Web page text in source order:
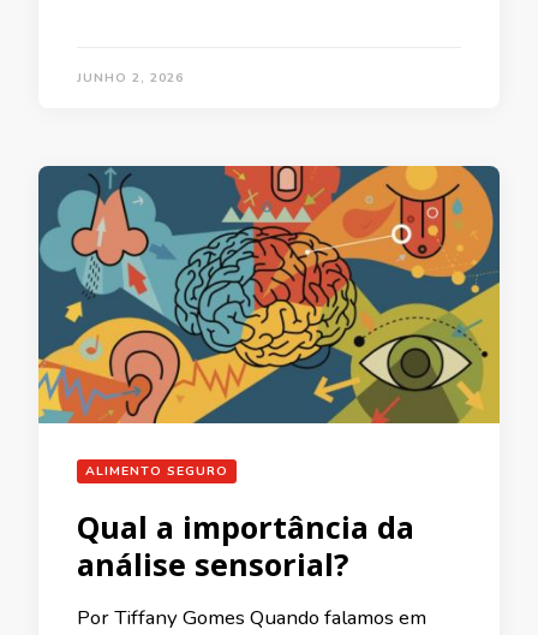
JUNHO 2, 2026
ALIMENTO SEGURO
Qual a importância da
análise sensorial?
Por Tiffany Gomes Quando falamos em